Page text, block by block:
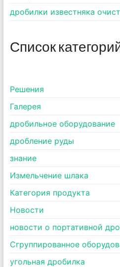
дробилки известняка
Список
Pешения
Галерея
дробильное оборудование
дробление руды
знание
Измельчение шлака
Категория продукта
Новости
новости о портативной
Сгруппированное
угольная дробилка